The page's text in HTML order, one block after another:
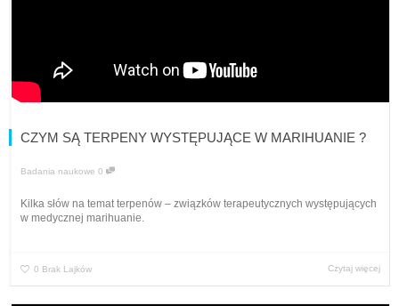
CZYM SĄ TERPENY WYSTĘPUJĄCE W MARIHUANIE ?
Badania naukowe 0
Kilka słów na temat terpenów – związków terapeutycznych występujących
w medycznej marihuanie.
0 Brak Lajków Czytaj więcej